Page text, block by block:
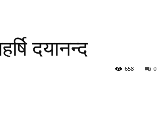
दयानन्द
0
658